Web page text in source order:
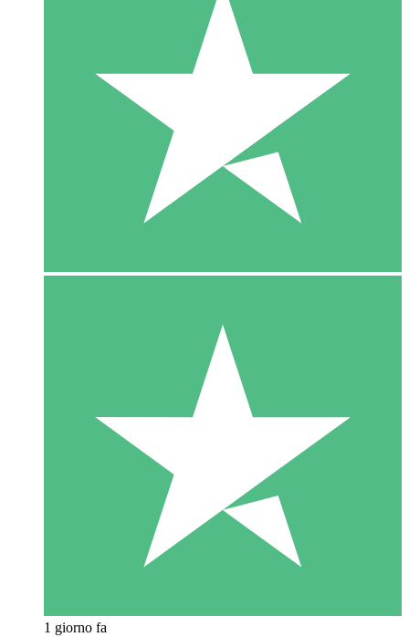
1 giorno fa